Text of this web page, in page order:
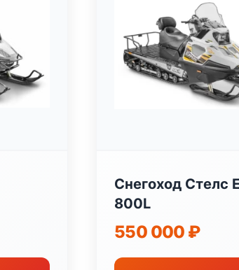
Снегоход Стелс
800L
550 000 ₽